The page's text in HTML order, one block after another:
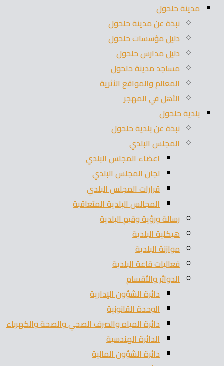
مدينة حلحول
نبذة عن مدينة حلحول
دليل مؤسسات حلحول
دليل مدارس حلحول
مساجد مدينة حلحول
المعالم والمواقع الأثرية
الأهل في المهجر
بلدية حلحول
نبذة عن بلدية حلحول
المجلس البلدي
اعضاء المجلس البلدي
لجان المجلس البلدي
قرارات المجلس البلدي
المجالس البلدية المتعاقبة
رسالة ورؤية وقيم البلدية
هيكلية البلدية
موازنة البلدية
فعاليات قاعة البلدية
الدوائر والأقسام
دائرة الشؤون الإدارية
الوحدة القانونية
دائرة المياه والصرف الصحي والصحة والكهرباء
الدائرة الهندسية
دائرة الشؤون المالية